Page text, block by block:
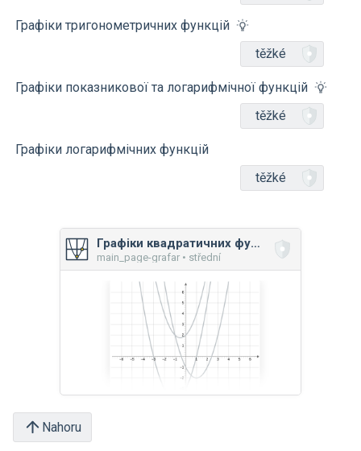
Графіки тригонометричних функцій
těžké
Графіки показникової та логарифмічної функцій
těžké
Графіки логарифмічних функцій
těžké
Графіки квадратичних функцій
main_page-grafar • střední
Nahoru